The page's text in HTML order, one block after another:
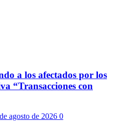
a los afectados por los
“Transacciones con
agosto de 2026 0